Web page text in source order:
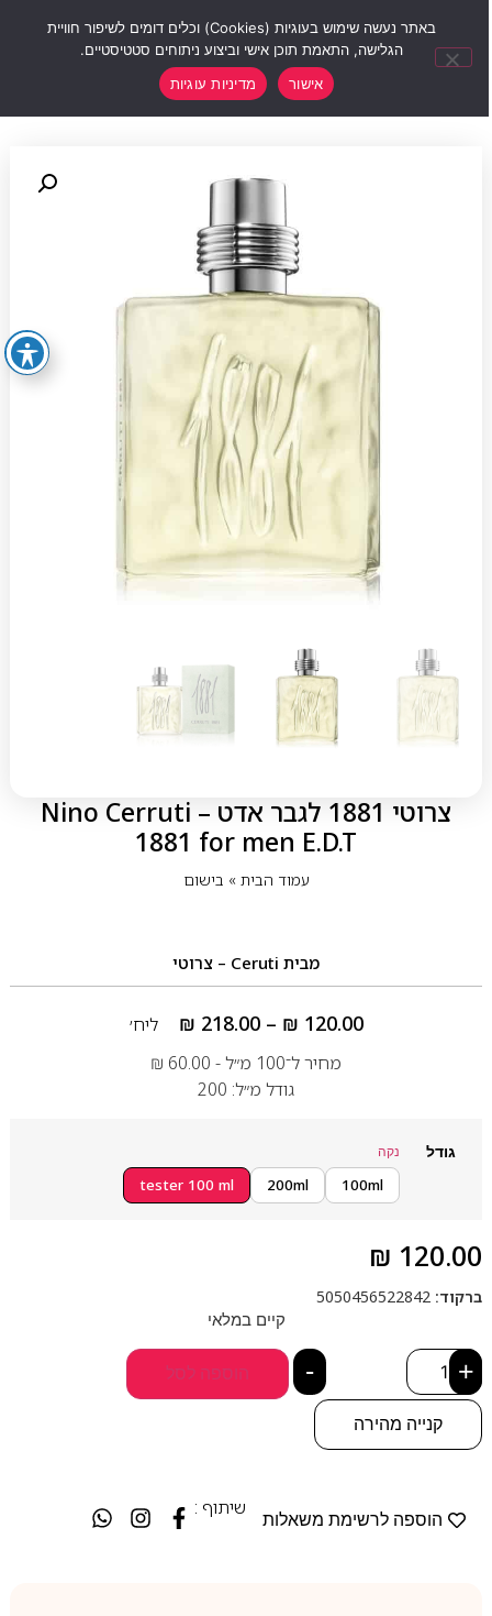
צרוטי 1881 לגבר אדט – Nino Cerruti
1881 for men E.D.T
עמוד הבית» בישום
מבית Ceruti – צרוטי
₪ 120.00
–
₪ 218.00
ליח׳
מחיר ל־100 מ״ל -
₪ 60.00
גודל מ״ל: 200
גודל נקה
100ml
200ml
tester 100 ml
₪ 120.00
ברקוד: 5050456522842
קיים במלאי
- + הוספה לסל
קנייה מהירה
הוספה לרשימת משאלות
שיתוף :
באתר נעשה שימוש בעוגיות (Cookies) וכלים דומים לשיפור חוויית
הגלישה, התאמת תוכן אישי וביצוע ניתוחים סטטיסטיים.
אישור
מדיניות עוגיות